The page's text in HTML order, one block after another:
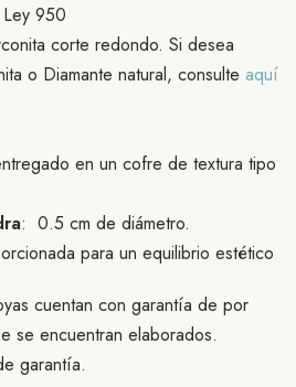
950
corte redondo. Si desea
o Diamante natural, consulte aquí
en un cofre de textura tipo
: 0.5 cm de diámetro.
para un equilibrio estético
cuentan con garantía de por
se encuentran elaborados.
garantía.